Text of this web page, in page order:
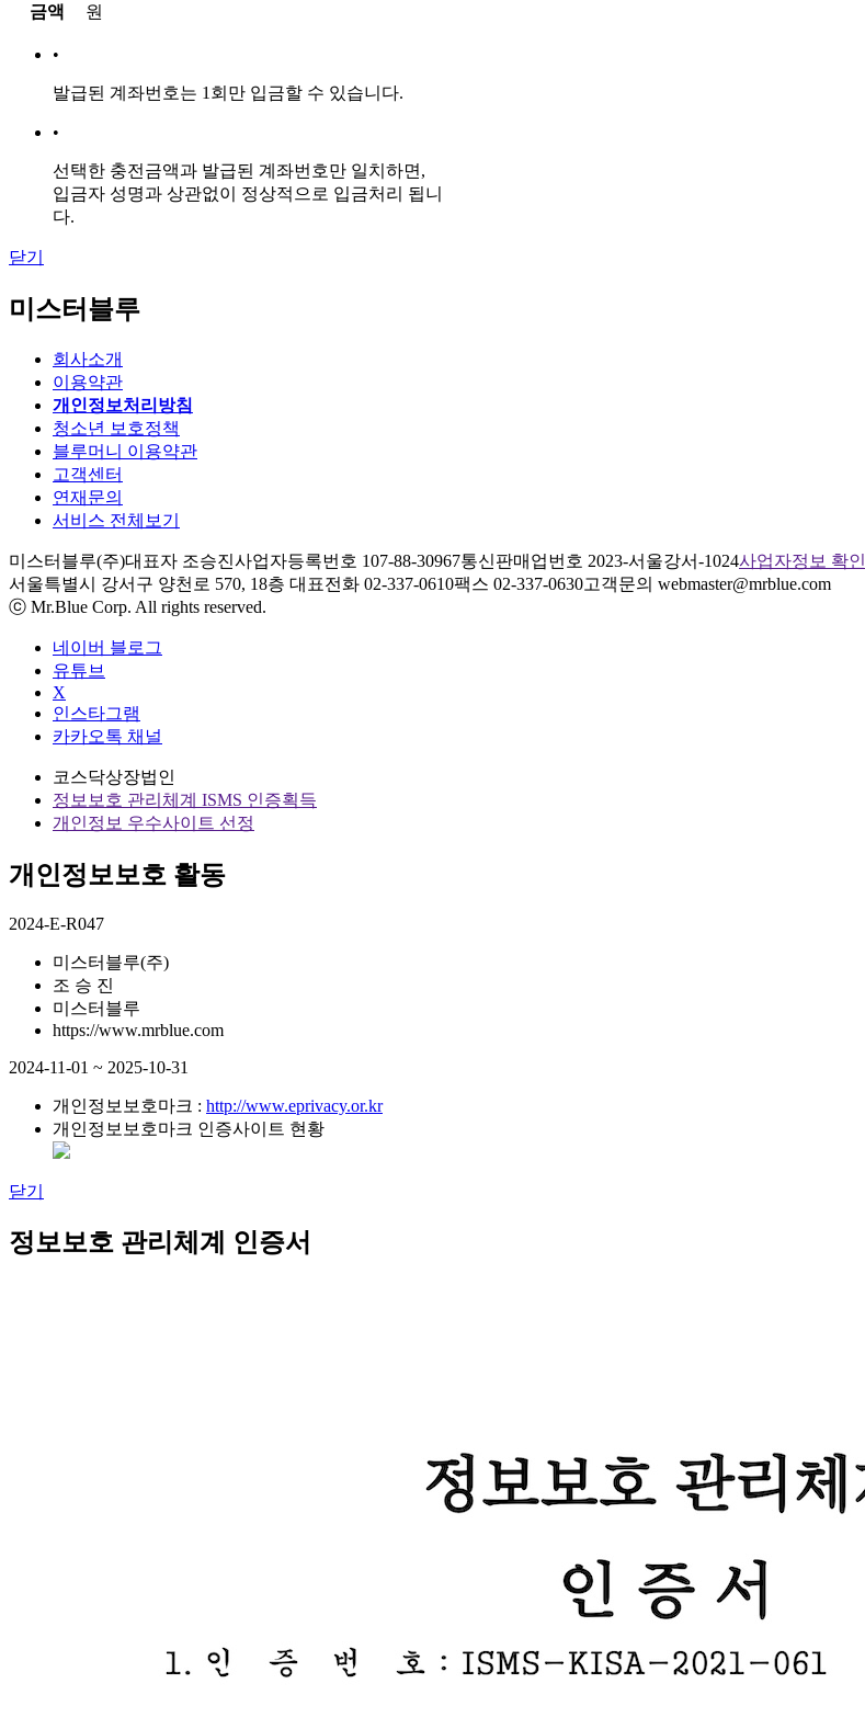
금액
원
•
발급된 계좌번호는 1회만 입금할 수 있습니다.
•
선택한 충전금액과 발급된 계좌번호만 일치하면,
입금자 성명과 상관없이 정상적으로 입금처리 됩니
다.
닫기
미스터블루
회사소개
이용약관
개인정보처리방침
청소년 보호정책
블루머니 이용약관
고객센터
연재문의
서비스 전체보기
미스터블루(주)대표자 조승진사업자등록번호 107-88-30967통신판매업번호 2023-서울강서-1024사업자정보 확인
서울특별시 강서구 양천로 570, 18층 대표전화 02-337-0610팩스 02-337-0630고객문의 webmaster@mrblue.com
ⓒ Mr.Blue Corp. All rights reserved.
네이버 블로그
유튜브
X
인스타그램
카카오톡 채널
코스닥상장법인
정보보호 관리체계 ISMS 인증획득
개인정보 우수사이트 선정
개인정보보호 활동
2024-E-R047
미스터블루(주)
조 승 진
미스터블루
https://www.mrblue.com
2024-11-01 ~ 2025-10-31
개인정보보호마크 : http://www.eprivacy.or.kr
개인정보보호마크 인증사이트 현황
닫기
정보보호 관리체계 인증서